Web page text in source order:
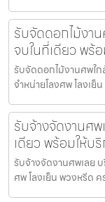
รับจัดดอกไม้งา
จบในที่เดียว พร้
รับจัดดอกไม้งานศพใ
จำหน่ายโลงศพ โลงเ
รับจ้างจัดงานศ
เดียว พร้อมให้บ
รับจ้างจัดงานศพเลย
ศพ โลงเย็น พวงหรีด